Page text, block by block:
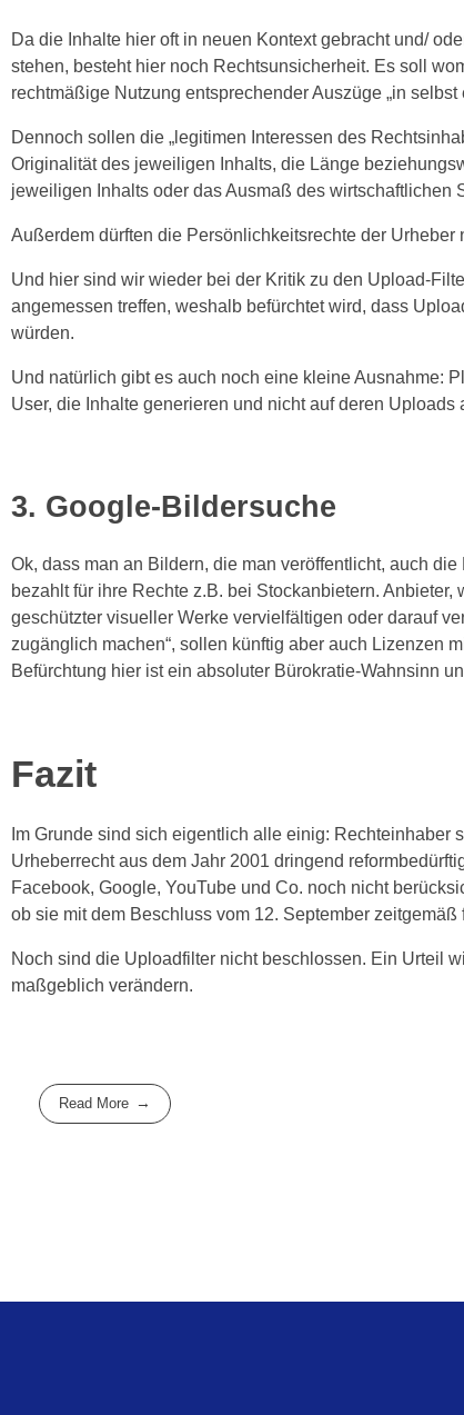
Da die Inhalte hier oft in neuen Kontext gebracht und/
stehen, besteht hier noch Rechtsunsicherheit. Es soll
rechtmäßige Nutzung entsprechender Auszüge „in
Dennoch sollen die „legitimen Interessen des
Originalität des jeweiligen Inhalts, die Länge
jeweiligen Inhalts oder das Ausmaß des wirtschaftlichen
Außerdem dürften die Persönlichkeitsrechte der Urheber
Und hier sind wir wieder bei der Kritik zu den Upload-
angemessen treffen, weshalb befürchtet wird, dass
würden.
Und natürlich gibt es auch noch eine kleine Ausnahme:
User, die Inhalte generieren und nicht auf deren Uploads
3. Google-Bildersuche
Ok, dass man an Bildern, die man veröffentlicht, auch
bezahlt für ihre Rechte z.B. bei Stockanbietern. Anbieter,
geschützter visueller Werke vervielfältigen oder darauf
zugänglich machen“, sollen künftig aber auch Lizenzen
Befürchtung hier ist ein absoluter Bürokratie-Wahnsinn
Fazit
Im Grunde sind sich eigentlich alle einig:
Urheberrecht aus dem Jahr 2001 dringend
Facebook, Google, YouTube und Co. noch nicht
ob sie mit dem Beschluss vom 12. September
Noch sind die Uploadfilter nicht beschlossen. Ein Urteil
maßgeblich verändern.
Read More